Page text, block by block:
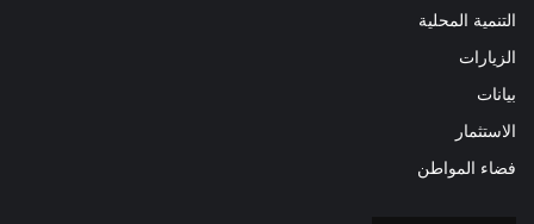
التنمية المحلية
الزيارات
بيانات
الاستثمار
فضاء المواطن